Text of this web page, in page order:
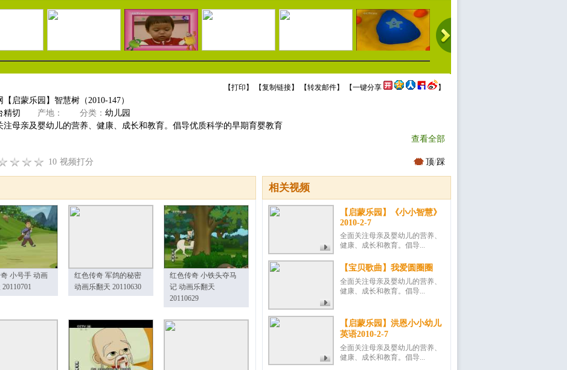
【打印 】 【复制链接】 【转发邮件】 【一键分享 】
【启蒙乐园】智慧树（2010-147）
精切 产地： 分类： 幼儿园
注母亲及婴幼儿的营养、健康、成长和教育。倡导优质科学的早期育婴教育
查看全部
10 视频打分 顶/踩
相关视频
【启蒙乐园】《小小智慧》
2010-2-7
全面关注母亲及婴幼儿的营养、
健康、成长和教育。倡导...
【宝贝歌曲】我爱圆圈圈
全面关注母亲及婴幼儿的营养、
健康、成长和教育。倡导...
【启蒙乐园】洪恩小小幼儿
英语2010-2-7
全面关注母亲及婴幼儿的营养、
健康、成长和教育。倡导...
小号手 动画
红色传奇 军鸽的秘密
动画乐翻天 20110630
红色传奇 小铁头夺马
记 动画乐翻天
20110629